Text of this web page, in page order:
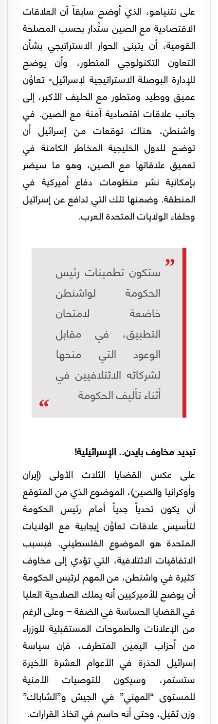
على نتنياهو، الذي أوضح سابقاً أن العلاقات
الاقتصادية مع الصين ستُدار بحسب المصلحة
القومية، أن يتبنى الحوار الاستراتيجي بشأن
التعاون التكنولوجي المتطور، وأن يوضح
للإدارة البوصلة الاستراتيجية لإسرائيل- تعاوُن
عميق ووطيد ومتطور مع الحليف الأكبر، إلى
جانب علاقات اقتصادية آمنة مع الصين. في
واشنطن، هناك توقعات من إسرائيل أن
توضح للدول الخليجية المخاطر الكامنة في
تعميق علاقاتها مع الصين، وهو ما سيضر
بإمكانية نشر منظومات دفاع أميركية في
المنطقة. وضمنها تلك التي تدافع عن إسرائيل
وحلفاء الولايات المتحدة العرب.
ستكون تطمينات رئيس
الحكومة لواشنطن
خاضعة لامتحان
التطبيق، في مقابل
الوعود التي منحها
لشركائه الائتلافيين في
أثناء تأليف الحكومة
تبديد مخاوف بايدن.. الإسرائيلية!
على عكس القضايا الثلاث الأولى (إيران
وأوكرانيا والصين)، الموضوع الذي من المتوقع
أن يكون تحدياً جدياً أمام رئيس الحكومة
لتأسيس علاقات تعاوُن إيجابية مع الولايات
المتحدة هو الموضوع الفلسطيني. فبسبب
الاتفاقيات الائتلافية، التي تؤدي إلى مخاوف
كثيرة في واشنطن، من المهم لرئيس الحكومة
أن يوضح للأميركيين أنه يملك الصلاحية العليا
في القضايا الحساسة في الضفة – وعلى الرغم
من الإعلانات والطموحات المستقبلية للوزراء
من أحزاب اليمين المتطرف، فإن سياسة
إسرائيل الحذرة في الأعوام العشرة الأخيرة
ستستمر، وسيكون للتوصيات الأمنية
للمستوى “المهني” في الجيش و”الشاباك”
وزن ثقيل، وحتى أنه حاسم في اتخاذ القرارات.